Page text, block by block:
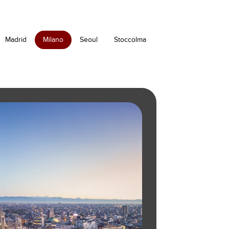
Madrid Milano Seoul Stoccolma